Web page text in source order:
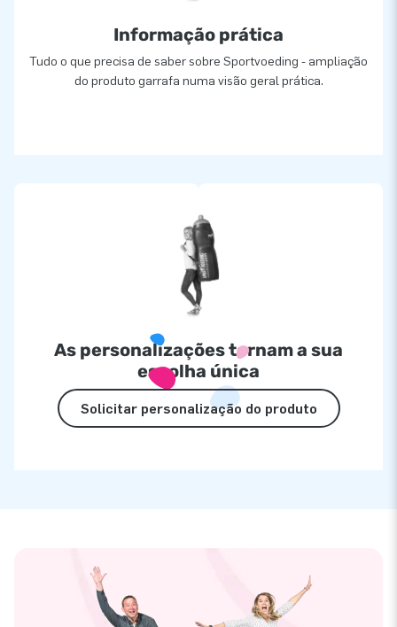
Informação prática
Tudo o que precisa de saber sobre Sportvoeding - ampliação
do produto garrafa numa visão geral prática.
As personalizações tornam a sua
escolha única
Solicitar personalização do produto